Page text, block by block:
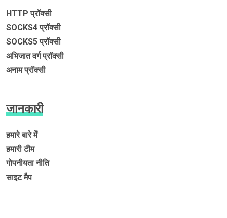
HTTP प्रॉक्सी
SOCKS4 प्रॉक्सी
SOCKS5 प्रॉक्सी
अभिजात वर्ग प्रॉक्सी
अनाम प्रॉक्सी
जानकारी
हमारे बारे में
हमारी टीम
गोपनीयता नीति
साइट मैप